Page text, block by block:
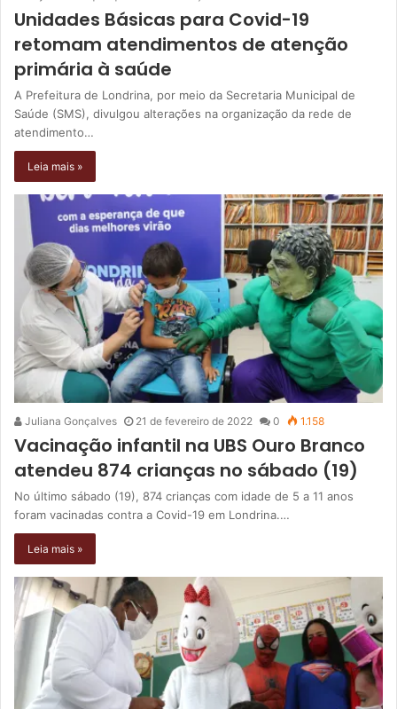
Unidades Básicas para Covid-19
retomam atendimentos de atenção
primária à saúde
A Prefeitura de Londrina, por meio da Secretaria Municipal de
Saúde (SMS), divulgou alterações na organização da rede de
atendimento…
Leia mais »
Juliana Gonçalves 21 de fevereiro de 2022 0 1.158
Vacinação infantil na UBS Ouro Branco
atendeu 874 crianças no sábado (19)
No último sábado (19), 874 crianças com idade de 5 a 11 anos
foram vacinadas contra a Covid-19 em Londrina.…
Leia mais »